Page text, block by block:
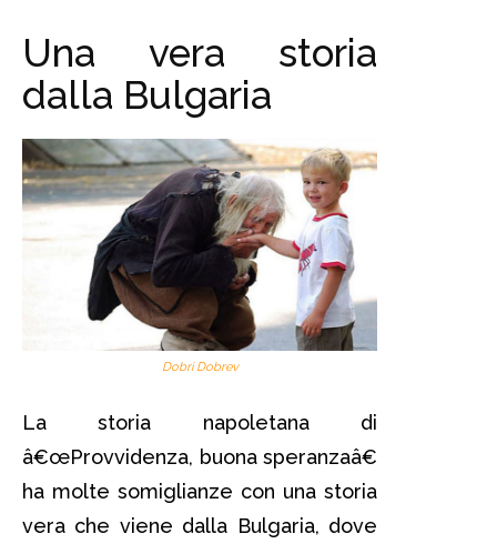
Una vera storia
dalla Bulgaria
Dobri Dobrev
La storia napoletana di
â€œProvvidenza, buona speranzaâ€
ha molte somiglianze con una storia
vera che viene dalla Bulgaria, dove